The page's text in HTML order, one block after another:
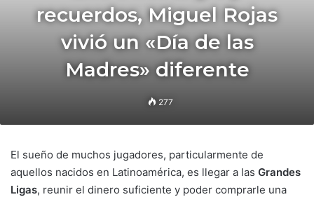
recuerdos, Miguel Rojas
vivió un «Día de las
Madres» diferente
277
El sueño de muchos jugadores, particularmente de
aquellos nacidos en Latinoamérica, es llegar a las Grandes
Ligas, reunir el dinero suficiente y poder comprarle una